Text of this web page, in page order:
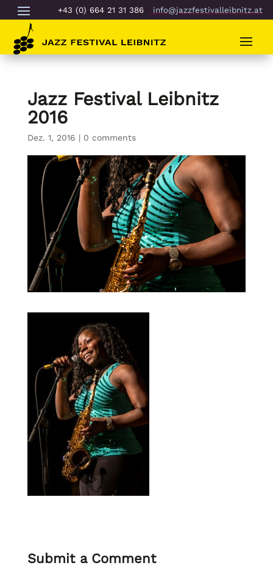
+43 (0) 664 21 31 386 info@jazzfestivalleibnitz.at
Jazz Festival Leibnitz
2016
Dez. 1, 2016 | 0 comments
Submit a Comment